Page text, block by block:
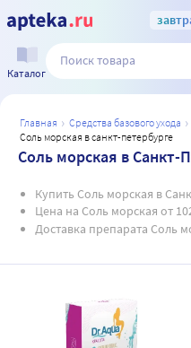
Каталог
главная средства базового ухода
соль морская в санкт-петербурге
Соль морская в Санкт-
Купить Соль морская в
Цена на Соль морская от
Доставка препарата Соль